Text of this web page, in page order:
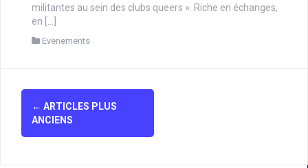
militantes au sein des clubs queers ». Riche en échanges,
en […]
Evenements
Navigation
des
← ARTICLES PLUS
ANCIENS